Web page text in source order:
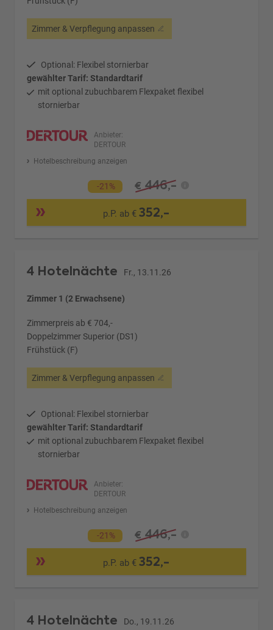
Zimmer & Verpflegung anpassen
Optional: Flexibel stornierbar
gewählter Tarif: Standardtarif
mit optional zubuchbarem Flexpaket flexibel
stornierbar
Anbieter:
DERTOUR
Hotelbeschreibung anzeigen
-21% € 446,-
p.P. ab €352,-
4 Hotelnächte Fr., 13.11.26
Zimmer 1 (2 Erwachsene)
Zimmerpreis ab € 704,-
Doppelzimmer Superior (DS1)
Frühstück (F)
Zimmer & Verpflegung anpassen
Optional: Flexibel stornierbar
gewählter Tarif: Standardtarif
mit optional zubuchbarem Flexpaket flexibel
stornierbar
Anbieter:
DERTOUR
Hotelbeschreibung anzeigen
-21% € 446,-
p.P. ab €352,-
4 Hotelnächte Do., 19.11.26